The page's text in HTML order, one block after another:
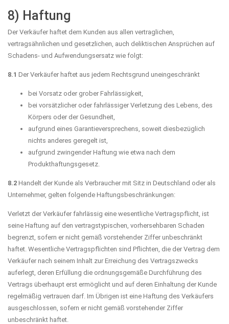
8) Haftung
Der Verkäufer haftet dem Kunden aus allen vertraglichen,
vertragsähnlichen und gesetzlichen, auch deliktischen Ansprüchen auf
Schadens- und Aufwendungsersatz wie folgt:
8.1 Der Verkäufer haftet aus jedem Rechtsgrund uneingeschränkt
bei Vorsatz oder grober Fahrlässigkeit,
bei vorsätzlicher oder fahrlässiger Verletzung des Lebens, des
Körpers oder der Gesundheit,
aufgrund eines Garantieversprechens, soweit diesbezüglich
nichts anderes geregelt ist,
aufgrund zwingender Haftung wie etwa nach dem
Produkthaftungsgesetz.
8.2 Handelt der Kunde als Verbraucher mit Sitz in Deutschland oder als
Unternehmer, gelten folgende Haftungsbeschränkungen:
Verletzt der Verkäufer fahrlässig eine wesentliche Vertragspflicht, ist
seine Haftung auf den vertragstypischen, vorhersehbaren Schaden
begrenzt, sofern er nicht gemäß vorstehender Ziffer unbeschränkt
haftet. Wesentliche Vertragspflichten sind Pflichten, die der Vertrag dem
Verkäufer nach seinem Inhalt zur Erreichung des Vertragszwecks
auferlegt, deren Erfüllung die ordnungsgemäße Durchführung des
Vertrags überhaupt erst ermöglicht und auf deren Einhaltung der Kunde
regelmäßig vertrauen darf. Im Übrigen ist eine Haftung des Verkäufers
ausgeschlossen, sofern er nicht gemäß vorstehender Ziffer
unbeschränkt haftet.